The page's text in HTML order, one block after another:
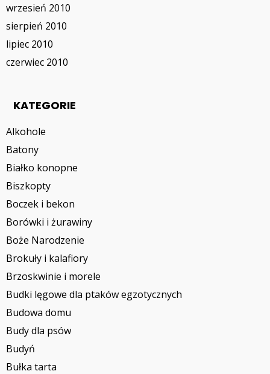
wrzesień 2010
sierpień 2010
lipiec 2010
czerwiec 2010
KATEGORIE
Alkohole
Batony
Białko konopne
Biszkopty
Boczek i bekon
Borówki i żurawiny
Boże Narodzenie
Brokuły i kalafiory
Brzoskwinie i morele
Budki lęgowe dla ptaków egzotycznych
Budowa domu
Budy dla psów
Budyń
Bułka tarta